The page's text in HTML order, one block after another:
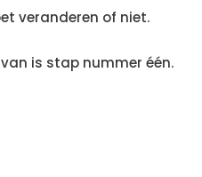
veranderen of niet.
is stap nummer één.